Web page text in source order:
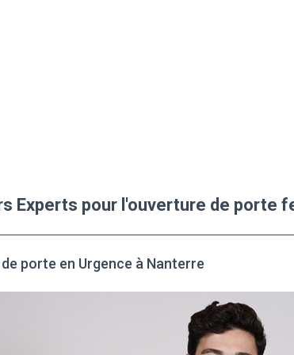
Experts pour l'ouverture de porte
porte en Urgence à Nanterre